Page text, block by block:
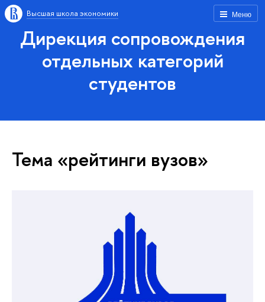
Меню
Высшая школа экономики
Дирекция сопровождения
отдельных категорий
студентов
Тема «рейтинги вузов»